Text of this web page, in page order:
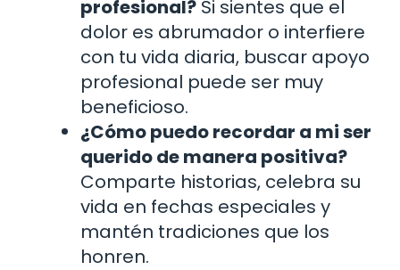
profesional? Si sientes que el
dolor es abrumador o interfiere
con tu vida diaria, buscar apoyo
profesional puede ser muy
beneficioso.
¿Cómo puedo recordar a mi ser
querido de manera positiva?
Comparte historias, celebra su
vida en fechas especiales y
mantén tradiciones que los
honren.